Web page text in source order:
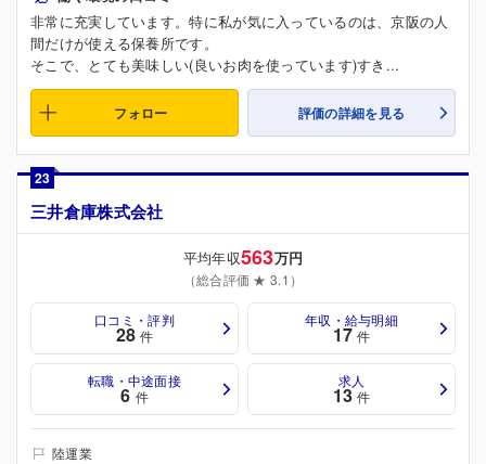
非常に充実しています。特に私が気に入っているのは、京阪の人
間だけが使える保養所です。
そこで、とても美味しい(良いお肉を使っています)すき...
フォロー 評価の詳細を見る
23
三井倉庫株式会社
平均年収563万円
（総合評価 ★ 3.1）
口コミ・評判
28 件
年収・給与明細
17 件
転職・中途面接
6 件
求人
13 件
陸運業